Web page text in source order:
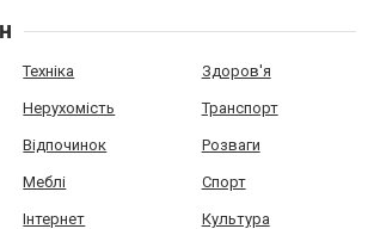
Техніка Здоров'я
Нерухомість Транспорт
Відпочинок Розваги
Меблі Спорт
Інтернет Культура